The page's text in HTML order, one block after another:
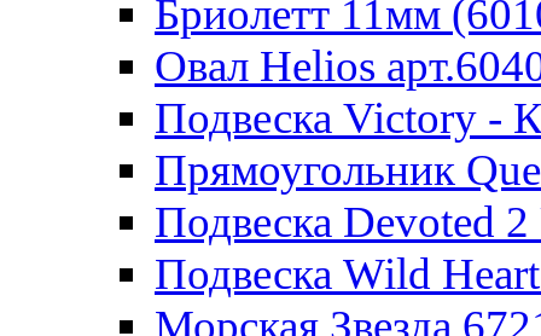
Бриолетт 11мм
Овал Helios
Подвеска Victory -
Прямоугольник
Подвеска Devoted
Подвеска Wild
Морская Звезда